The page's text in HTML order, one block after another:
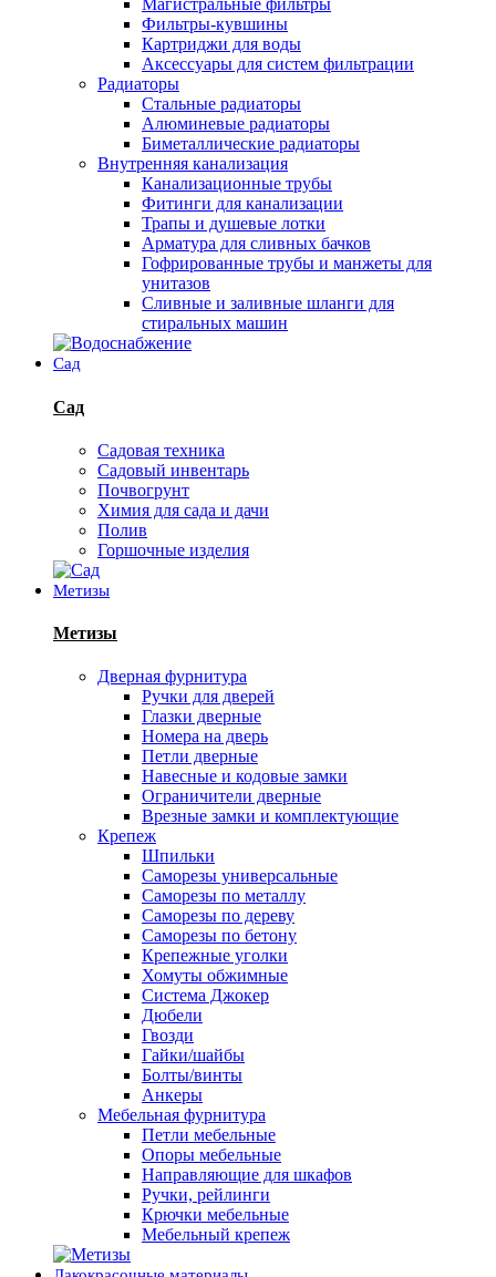
Магистральные фильтры
Фильтры-кувшины
Картриджи для воды
Аксессуары для систем фильтрации
Радиаторы
Стальные радиаторы
Алюминевые радиаторы
Биметаллические радиаторы
Внутренняя канализация
Канализационные трубы
Фитинги для канализации
Трапы и душевые лотки
Арматура для сливных бачков
Гофрированные трубы и манжеты для
унитазов
Сливные и заливные шланги для
стиральных машин
Сад
Сад
Садовая техника
Садовый инвентарь
Почвогрунт
Химия для сада и дачи
Полив
Горшочные изделия
Метизы
Метизы
Дверная фурнитура
Ручки для дверей
Глазки дверные
Номера на дверь
Петли дверные
Навесные и кодовые замки
Ограничители дверные
Врезные замки и комплектующие
Крепеж
Шпильки
Саморезы универсальные
Саморезы по металлу
Саморезы по дереву
Саморезы по бетону
Крепежные уголки
Хомуты обжимные
Система Джокер
Дюбели
Гвозди
Гайки/шайбы
Болты/винты
Анкеры
Мебельная фурнитура
Петли мебельные
Опоры мебельные
Направляющие для шкафов
Ручки, рейлинги
Крючки мебельные
Мебельный крепеж